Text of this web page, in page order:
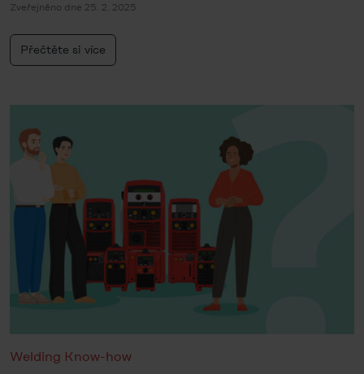
Zveřejněno dne 25. 2. 2025
Přečtěte si více
Welding Know-how